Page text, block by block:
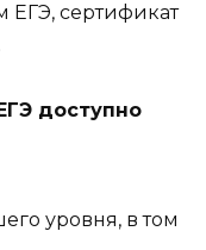
ЕГЭ, сертификат
доступно
уровня, в том